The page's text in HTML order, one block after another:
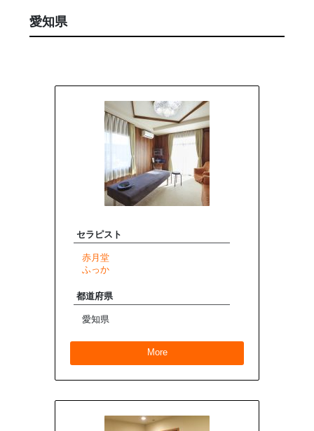
愛知県
セラピスト
赤月堂
ふっか
都道府県
愛知県
More